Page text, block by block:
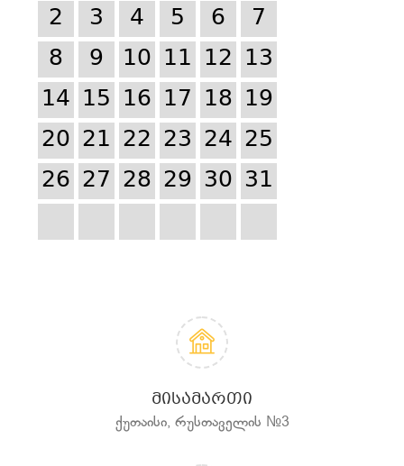
2
3 4 5 6
7
8
9 10 11 12 13
14 15 16 17 18 19
20 21 22 23 24 25
26 27 28 29 30 31
ᲛᲘᲡᲐᲛᲐᲠᲗᲘ
ქუთაისი, რუსთაველის №3